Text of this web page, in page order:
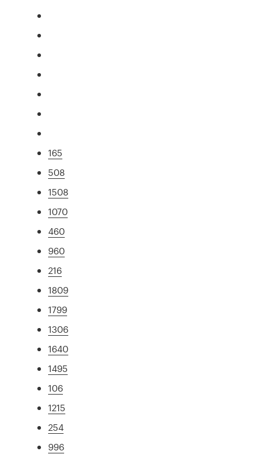
165
508
1508
1070
460
960
216
1809
1799
1306
1640
1495
106
1215
254
996